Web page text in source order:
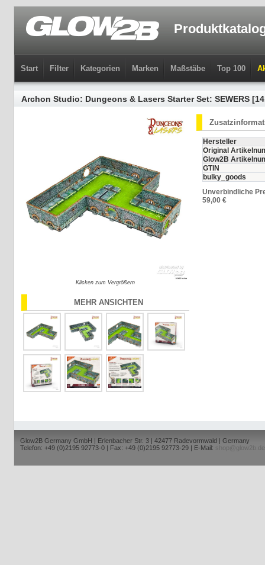
Start Filter Kategorien Marken Maßstäbe Top 100
Archon Studio: Dungeons & Lasers Starter Set: SEWERS
Klicken zum Vergrößern
MEHR ANSICHTEN
Hersteller
Original
Glow2B
GTIN
bulky_goods
Unverbindliche
59,00 €
Glow2B Germany GmbH | Erlenbacher Str. 3 | 42477 Radevormwald | Germany
Telefon: +49 (0)2195 92773-0 | Fax: +49 (0)2195 92773-29 | E-Mail:
shop@glow2b.de